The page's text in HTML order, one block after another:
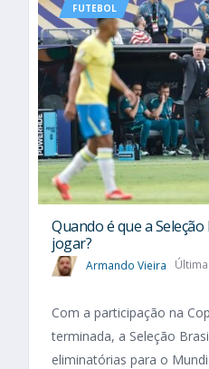
FUTEBOL
Quando é que a
jogar?
Armando Vieira
Com a participação na
terminada, a Seleção
eliminatórias para o